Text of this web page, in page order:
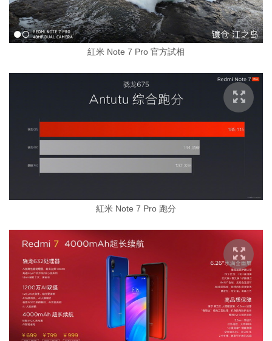
紅米 Note 7 Pro 官方試相
紅米 Note 7 Pro 跑分